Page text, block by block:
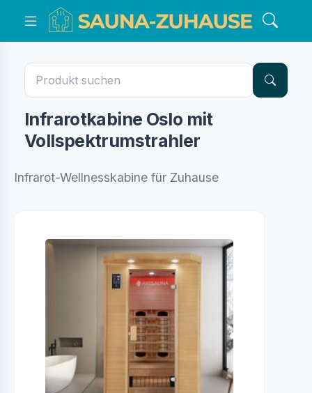
Infrarotkabine Oslo mit
Vollspektrumstrahler
Infrarot-Wellnesskabine für Zuhause